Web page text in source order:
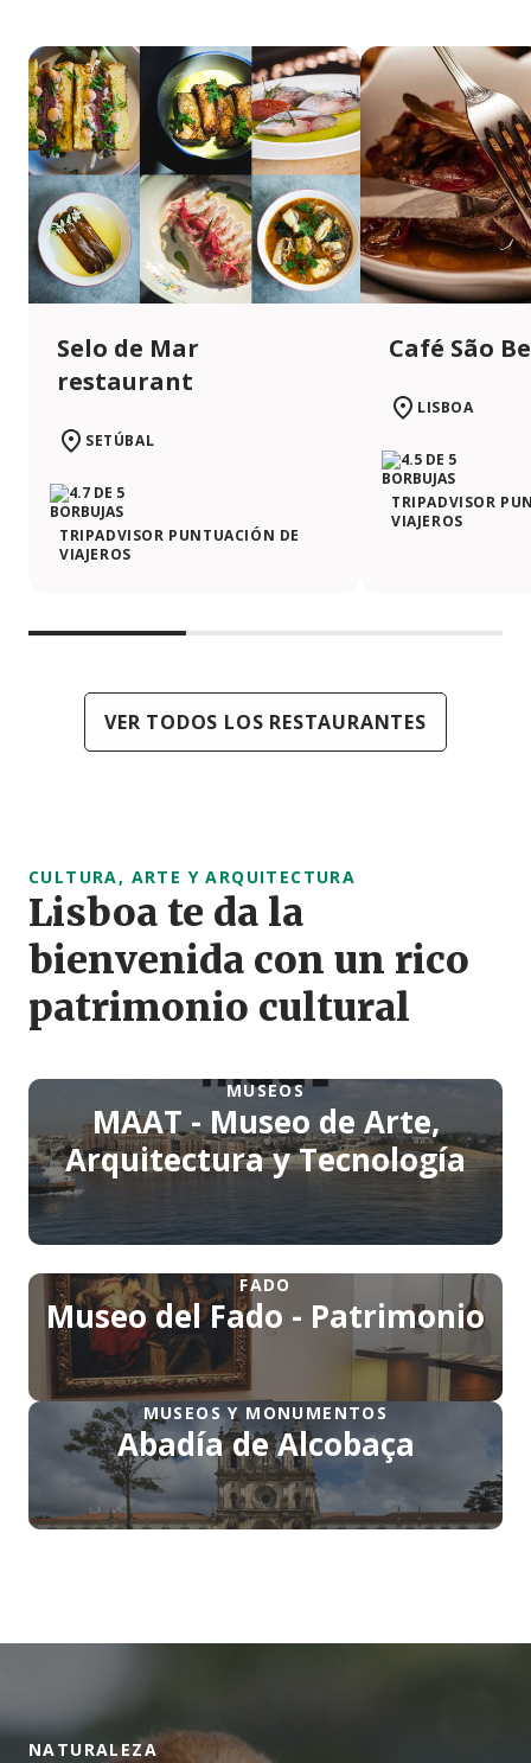
Selo de Mar
restaurant
SETÚBAL
TRIPADVISOR PUNTUACIÓN DE
VIAJEROS
Café São
LISBOA
TRIPADVISOR
VIAJEROS
VER TODOS LOS RESTAURANTES
CULTURA, ARTE Y ARQUITECTURA
Lisboa te da la
bienvenida con un rico
patrimonio cultural
MUSEOS
MAAT - Museo de Arte,
Arquitectura y Tecnología
FADO
Museo del Fado - Patrimonio
MUSEOS Y MONUMENTOS
Abadía de Alcobaça
NATURALEZA